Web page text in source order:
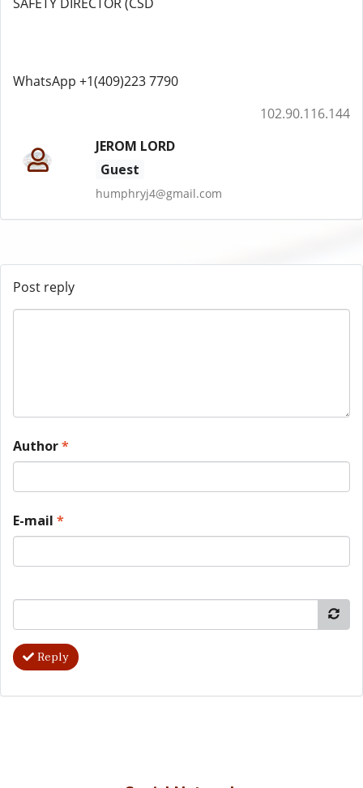
WhatsApp +1(409)223 7790
102.90.116.144
JEROM LORD
Guest
humphryj4@gmail.com
Post reply
Author*
E-mail *
Reply